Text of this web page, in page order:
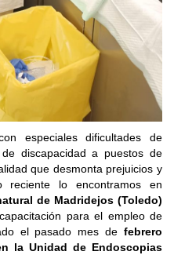
especiales dificultades de
discapacidad a puestos de
que desmonta prejuicios y
reciente lo encontramos en
de Madridejos (Toledo)
para el empleo de
el pasado mes de febrero
la Unidad de Endoscopias